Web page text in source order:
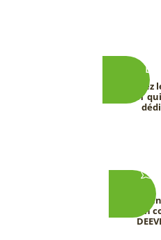
Découvrez
DEEVERT
Prenez
avec un